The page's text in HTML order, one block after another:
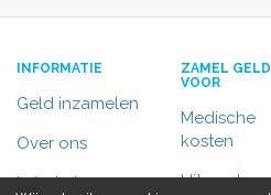
INFORMATIE
Geld inzamelen
Over ons
In het nieuws
ZAMEL
VOOR
Medische
kosten
Uitvaart